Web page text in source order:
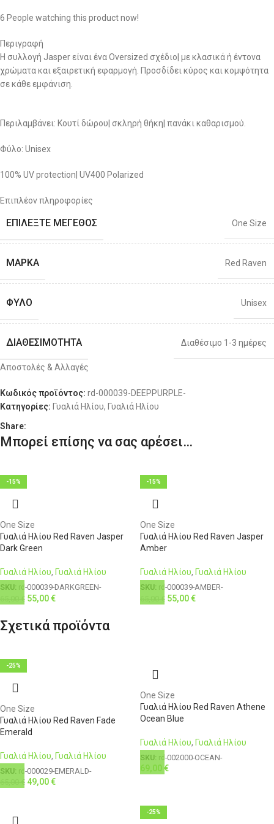
6 People watching this product now!
Περιγραφή
Η συλλογή Jasper είναι ένα Oversized σχέδιο| με κλασικά ή έντονα
χρώματα και εξαιρετική εφαρμογή. Προσδίδει κύρος και κομψότητα
σε κάθε εμφάνιση.
Περιλαμβάνει: Κουτί δώρου| σκληρή θήκη| πανάκι καθαρισμού.
Φύλο: Unisex
100% UV protection| UV400 Polarized
Επιπλέον πληροφορίες
ΕΠΙΛΈΞΤΕ ΜΈΓΕΘΟΣ One Size
ΜΆΡΚΑ Red Raven
ΦΎΛΟ Unisex
ΔΙΑΘΕΣΙΜΌΤΗΤΑ Διαθέσιμο 1-3 ημέρες
Αποστολές & Αλλαγές
Κωδικός προϊόντος: rd-000039-DEEPPURPLE-
Κατηγορίες: Γυαλιά Ηλίου, Γυαλιά Ηλίου
Share:
Μπορεί επίσης να σας αρέσει…
-15%
One Size
Γυαλιά Ηλίου Red Raven Jasper
Dark Green
Γυαλιά Ηλίου, Γυαλιά Ηλίου
SKU: rd-000039-DARKGREEN-
€ 55,00€
-15%
One Size
Γυαλιά Ηλίου Red Raven Jasper
Amber
Γυαλιά Ηλίου, Γυαλιά Ηλίου
SKU: rd-000039-AMBER-
€ 55,00€
Σχετικά προϊόντα
-25%
One Size
Γυαλιά Ηλίου Red Raven Fade
Emerald
Γυαλιά Ηλίου, Γυαλιά Ηλίου
SKU: rd-000029-EMERALD-
€ 49,00€
One Size
Γυαλιά Ηλίου Red Raven Athene
Ocean Blue
Γυαλιά Ηλίου, Γυαλιά Ηλίου
SKU: rd-002000-OCEAN-
69,00 €
-25%